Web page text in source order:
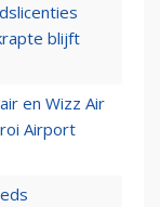
blijft
en Wizz Air
Airport